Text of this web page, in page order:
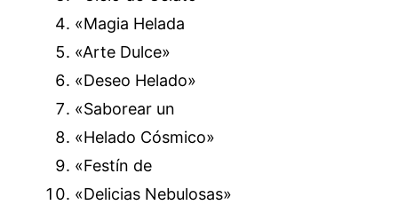
«Magia Helada
«Arte Dulce»
«Deseo Helado»
«Saborear un
«Helado Cósmico»
«Festín de
«Delicias Nebulosas»